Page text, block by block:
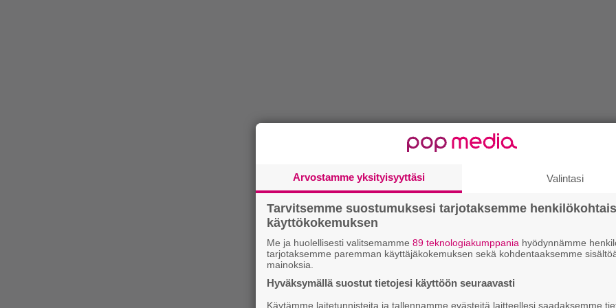
Arvostamme yksityisyyttäsi Valintasi
Tarvitsemme suostumuksesi tarjotaksemme
käyttökokemuksen
Me ja huolellisesti valitsemamme 89 teknologiakumppania hyödynnämme
tarjotaksemme paremman käyttäjäkokemuksen sekä kohdentaaksemme
mainoksia.
Hyväksymällä suostut tietojesi käyttöön seuraavasti
Käytämme laitetunnisteita ja tallennamme evästeitä laitteellesi saadaksemme